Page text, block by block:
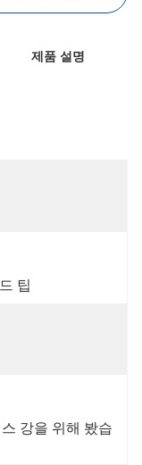
제품 설명
팁
강을 위해 봤습